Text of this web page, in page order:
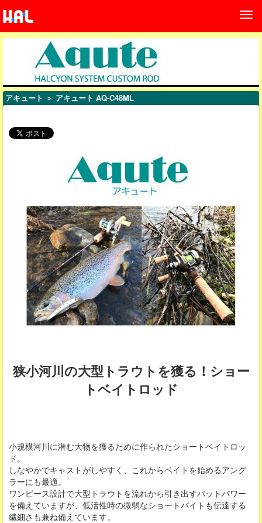
アキュート ＞ アキュート AQ-C48ML
狭小河川の大型トラウトを獲る！ショー
トベイトロッド
小規模河川に潜む大物を獲るために作られたショートベイトロッ
ド。
しなやかでキャストがしやすく、これからベイトを始めるアング
ラーにも最適。
ワンピース設計で大型トラウトを流れから引き出すバットパワー
を備えていますが、低活性時の微弱なショートバイトも伝達する
繊細さも兼ね備えています。